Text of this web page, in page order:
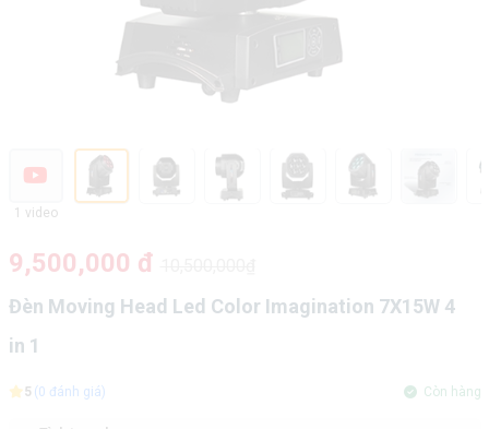
1 video
9,500,000 đ
Đèn Moving Head Led Color Imagination 7X15W 4
in 1
5 (0 đánh giá) Còn hàng